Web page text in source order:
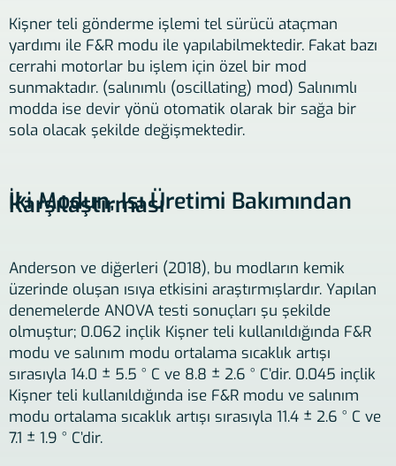
Kişner teli gönderme işlemi tel sürücü ataçman
yardımı ile F&R modu ile yapılabilmektedir. Fakat bazı
cerrahi motorlar bu işlem için özel bir mod
sunmaktadır. (salınımlı (oscillating) mod) Salınımlı
modda ise devir yönü otomatik olarak bir sağa bir
sola olacak şekilde değişmektedir.
İki Modun, Isı Üretimi Bakımından
Karşılaştırması
Anderson ve diğerleri (2018), bu modların kemik
üzerinde oluşan ısıya etkisini araştırmışlardır. Yapılan
denemelerde ANOVA testi sonuçları şu şekilde
olmuştur; 0.062 inçlik Kişner teli kullanıldığında F&R
modu ve salınım modu ortalama sıcaklık artışı
sırasıyla 14.0 ± 5.5 ° C ve 8.8 ± 2.6 ° C’dir. 0.045 inçlik
Kişner teli kullanıldığında ise F&R modu ve salınım
modu ortalama sıcaklık artışı sırasıyla 11.4 ± 2.6 ° C ve
7.1 ± 1.9 ° C’dir.